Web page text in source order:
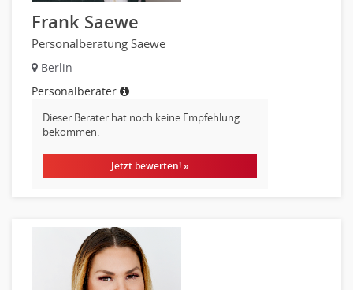
Rechnungswesen
Revision
Steuern
Treasury
Wirtschaftsprüfung
Arbeitssicherheit
Montage
Beauty, Wellness
Elektrik, Sanitär, Heizung, Klima
Holzhandwerk
Handwerk, Dienstleistung & Fertigung Leitung, Teamleitung
Maler, Lackierer
Frank Saewe
Personalberatung Saewe
Berlin
Personalberater
Dieser Berater hat noch keine Empfehlung
bekommen.
Jetzt bewerten! »